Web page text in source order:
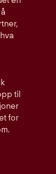
til
for